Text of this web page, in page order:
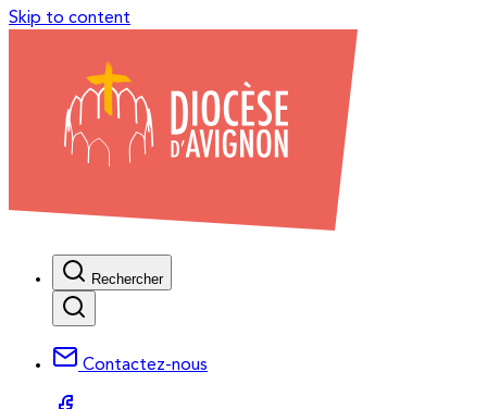
Skip to content
Rechercher
Contactez-nous